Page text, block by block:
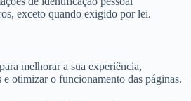
exceto quando exigido por lei.
melhorar a sua experiência,
e otimizar o funcionamento das páginas.